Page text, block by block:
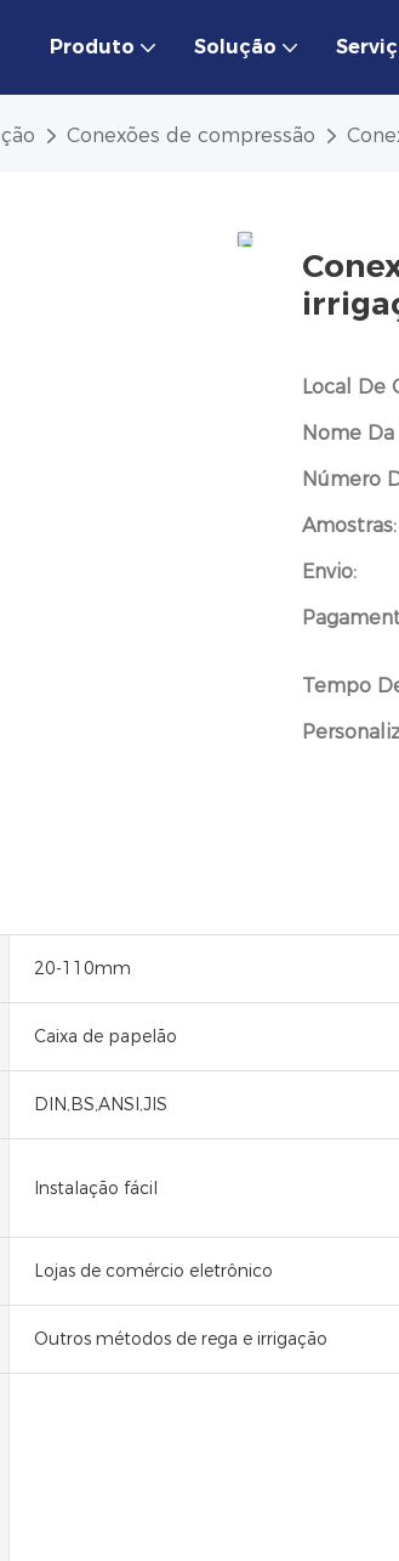
Produto Solução
Conexões de compressão
Local De
Nome Da
Número
Amostras:
Envio:
Tempo
20-110mm
Caixa de papelão
DIN,BS,ANSI,JIS
Instalação fácil
Lojas de comércio eletrônico
Outros métodos de rega e irrigação